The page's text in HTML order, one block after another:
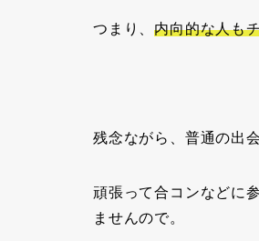
つまり、内向的な人も
残念ながら、普通の出
頑張って合コンなどに
ませんので。